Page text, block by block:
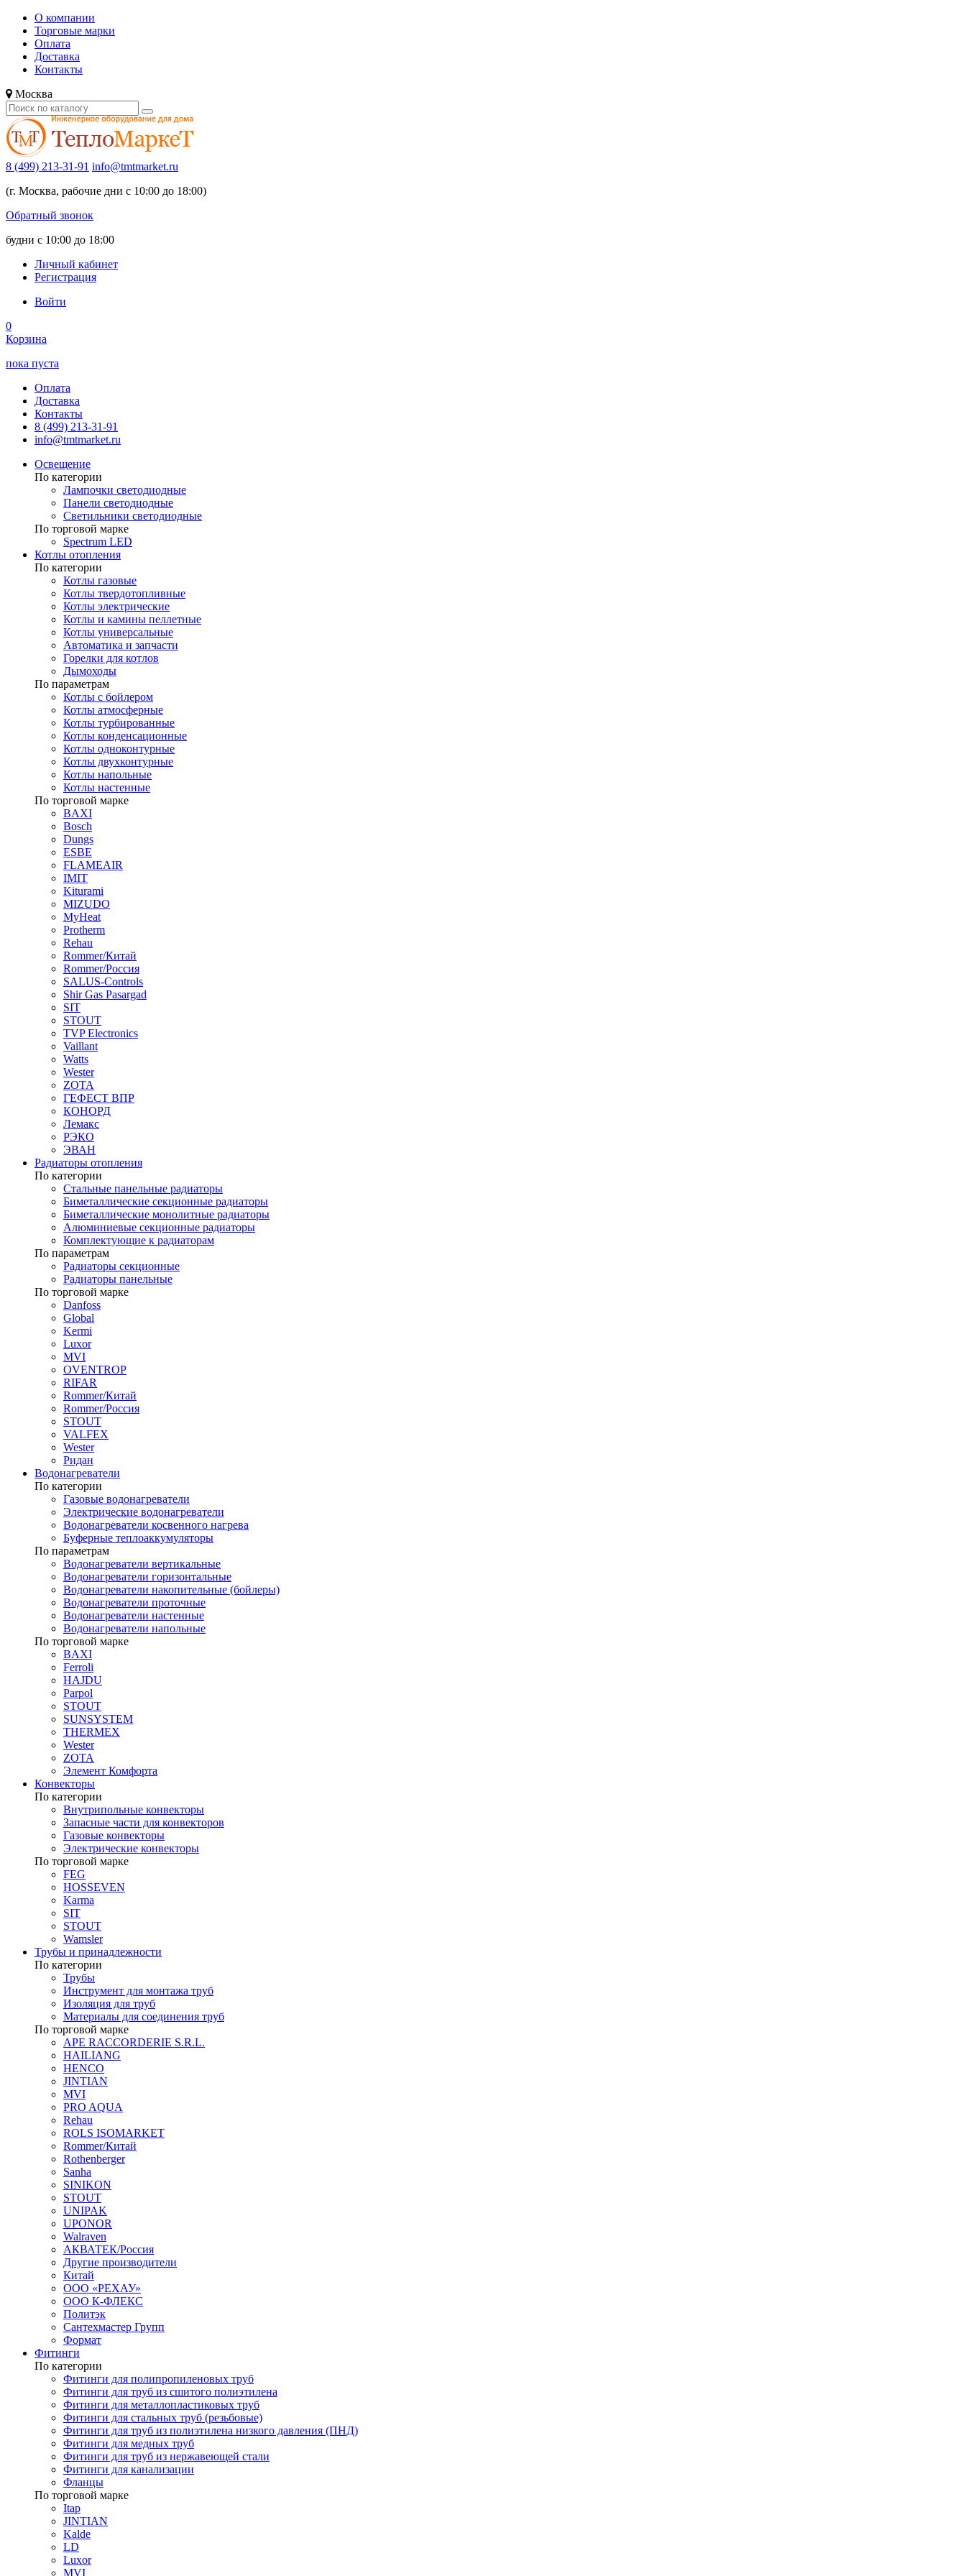
О компании
Торговые марки
Оплата
Доставка
Контакты
Москва
8 (499) 213-31-91 info@tmtmarket.ru
(г. Москва, рабочие дни с 10:00 до 18:00)
Обратный звонок
будни с 10:00 до 18:00
Личный кабинет
Регистрация
Войти
0
Корзина
пока пуста
Оплата
Доставка
Контакты
8 (499) 213-31-91
info@tmtmarket.ru
Освещение
По категории
Лампочки светодиодные
Панели светодиодные
Светильники светодиодные
По торговой марке
Spectrum LED
Котлы отопления
По категории
Котлы газовые
Котлы твердотопливные
Котлы электрические
Котлы и камины пеллетные
Котлы универсальные
Автоматика и запчасти
Горелки для котлов
Дымоходы
По параметрам
Котлы с бойлером
Котлы атмосферные
Котлы турбированные
Котлы конденсационные
Котлы одноконтурные
Котлы двухконтурные
Котлы напольные
Котлы настенные
По торговой марке
BAXI
Bosch
Dungs
ESBE
FLAMEAIR
IMIT
Kiturami
MIZUDO
MyHeat
Protherm
Rehau
Rommer/Китай
Rommer/Россия
SALUS-Controls
Shir Gas Pasargad
SIT
STOUT
TVP Electronics
Vaillant
Watts
Wester
ZOTA
ГЕФЕСТ ВПР
КОНОРД
Лемакс
РЭКО
ЭВАН
Радиаторы отопления
По категории
Стальные панельные радиаторы
Биметаллические секционные радиаторы
Биметаллические монолитные радиаторы
Алюминиевые секционные радиаторы
Комплектующие к радиаторам
По параметрам
Радиаторы секционные
Радиаторы панельные
По торговой марке
Danfoss
Global
Kermi
Luxor
MVI
OVENTROP
RIFAR​
Rommer/Китай
Rommer/Россия
STOUT
VALFEX
Wester
Ридан
Водонагреватели
По категории
Газовые водонагреватели
Электрические водонагреватели
Водонагреватели косвенного нагрева
Буферные теплоаккумуляторы
По параметрам
Водонагреватели вертикальные
Водонагреватели горизонтальные
Водонагреватели накопительные (бойлеры)
Водонагреватели проточные
Водонагреватели настенные
Водонагреватели напольные
По торговой марке
BAXI
Ferroli
HAJDU
Parpol
STOUT
SUNSYSTEM
THERMEX
Wester
ZOTA
Элемент Комфорта
Конвекторы
По категории
Внутрипольные конвекторы
Запасные части для конвекторов
Газовые конвекторы
Электрические конвекторы
По торговой марке
FEG
HOSSEVEN
Karma
SIT
STOUT
Wamsler
Трубы и принадлежности
По категории
Трубы
Инструмент для монтажа труб
Изоляция для труб
Материалы для соединения труб
По торговой марке
APE RACCORDERIE S.R.L.
HAILIANG
HENCO
JINTIAN
MVI
PRO AQUA
Rehau
ROLS ISOMARKET
Rommer/Китай
Rothenberger
Sanha
SINIKON
STOUT
UNIPAK
UPONOR
Walraven
АКВАТЕК/Россия
Другие производители
Китай
ООО «РЕХАУ»
ООО К-ФЛЕКС
Политэк
Сантехмастер Групп
Формат
Фитинги
По категории
Фитинги для полипропиленовых труб
Фитинги для труб из сшитого полиэтилена
Фитинги для металлопластиковых труб
Фитинги для стальных труб (резьбовые)
Фитинги для труб из полиэтилена низкого давления (ПНД)
Фитинги для медных труб
Фитинги для труб из нержавеющей стали
Фитинги для канализации
Фланцы
По торговой марке
Itap
JINTIAN
Kalde
LD
Luxor
MVI